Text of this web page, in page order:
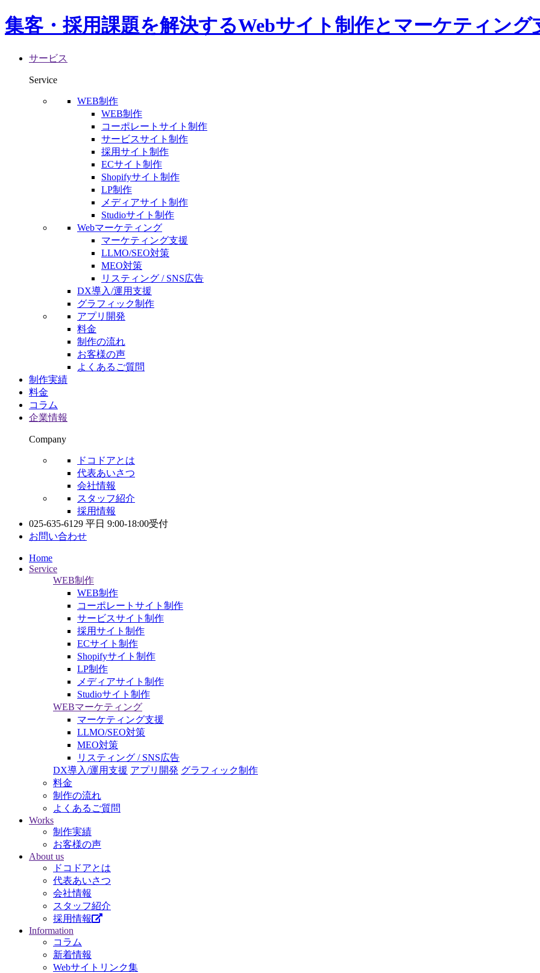
集客・採用課題を解決するWebサイト制作とマーケティング
サービス
Service
WEB制作
WEB制作
コーポレートサイト制作
サービスサイト制作
採用サイト制作
ECサイト制作
Shopifyサイト制作
LP制作
メディアサイト制作
Studioサイト制作
Webマーケティング
マーケティング支援
LLMO/SEO対策
MEO対策
リスティング / SNS広告
DX導入/運用支援
グラフィック制作
アプリ開発
料金
制作の流れ
お客様の声
よくあるご質問
制作実績
料金
コラム
企業情報
Company
ドコドアとは
代表あいさつ
会社情報
スタッフ紹介
採用情報
025-635-6129 平日 9:00-18:00受付
お問い合わせ
Home
Service
WEB制作
WEB制作
コーポレートサイト制作
サービスサイト制作
採用サイト制作
ECサイト制作
Shopifyサイト制作
LP制作
メディアサイト制作
Studioサイト制作
WEBマーケティング
マーケティング支援
LLMO/SEO対策
MEO対策
リスティング / SNS広告
DX導入/運用支援 アプリ開発 グラフィック制作
料金
制作の流れ
よくあるご質問
Works
制作実績
お客様の声
About us
ドコドアとは
代表あいさつ
会社情報
スタッフ紹介
採用情報
Information
コラム
新着情報
Webサイトリンク集